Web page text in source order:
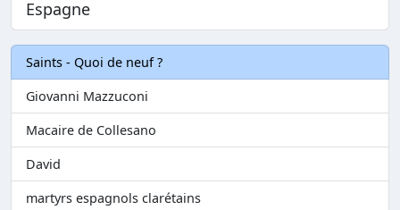
Espagne
Saints - Quoi de neuf ?
Giovanni Mazzuconi
Macaire de Collesano
David
martyrs espagnols clarétains